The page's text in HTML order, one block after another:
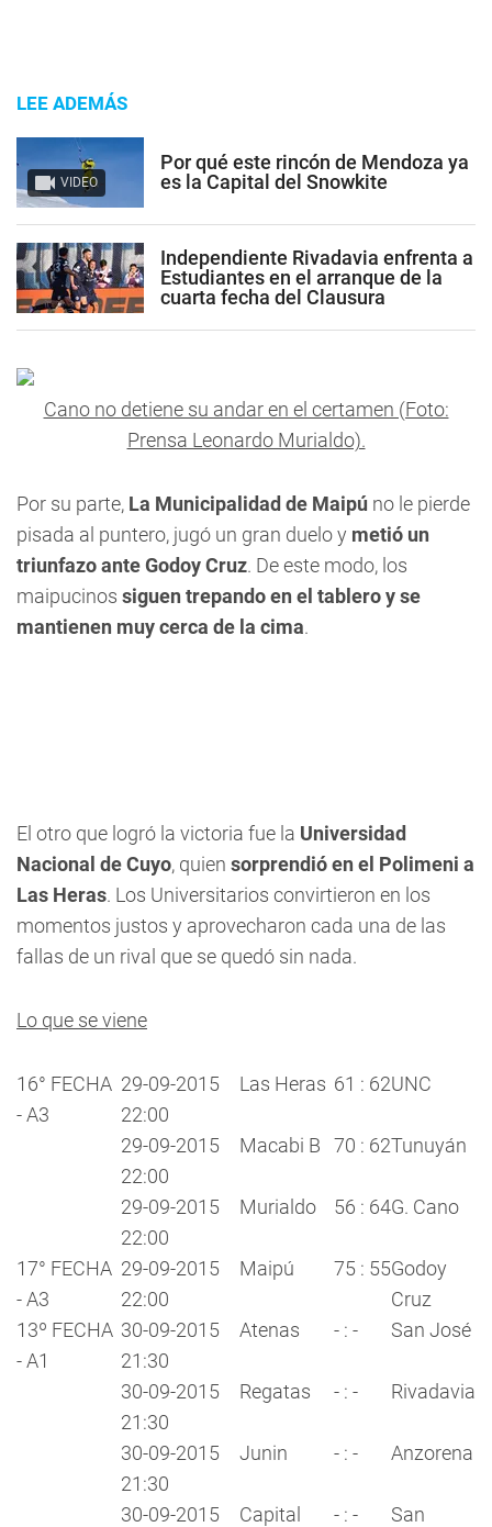
LEE ADEMÁS
VIDEO
Por qué este rincón de Mendoza ya
es la Capital del Snowkite
Independiente Rivadavia enfrenta a
Estudiantes en el arranque de la
cuarta fecha del Clausura
Cano no detiene su andar en el certamen (Foto:
Prensa Leonardo Murialdo).
Por su parte, La Municipalidad de Maipú no le pierde
pisada al puntero, jugó un gran duelo y metió un
triunfazo ante Godoy Cruz. De este modo, los
maipucinos siguen trepando en el tablero y se
mantienen muy cerca de la cima.
El otro que logró la victoria fue la Universidad
Nacional de Cuyo, quien sorprendió en el Polimeni a
Las Heras. Los Universitarios convirtieron en los
momentos justos y aprovecharon cada una de las
fallas de un rival que se quedó sin nada.
Lo que se viene
16° FECHA
- A3
29-09-2015
22:00
Las Heras 61 : 62UNC
29-09-2015
22:00
Macabi B 70 : 62Tunuyán
29-09-2015
22:00
Murialdo 56 : 64G. Cano
17° FECHA
- A3
29-09-2015
22:00
Maipú 75 : 55Godoy
Cruz
13º FECHA
- A1
30-09-2015
21:30
Atenas - : - San José
30-09-2015
21:30
Regatas - : - Rivadavia
30-09-2015
21:30
Junin - : - Anzorena
30-09-2015 Capital - : - San